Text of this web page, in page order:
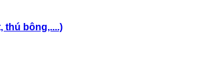
thú bông,....)